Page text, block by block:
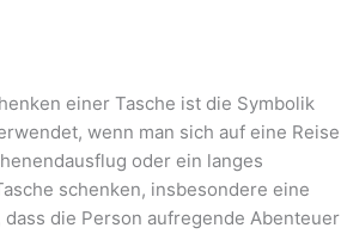
einer Tasche ist die Symbolik
wenn man sich auf eine Reise
oder ein langes
schenken, insbesondere eine
die Person aufregende Abenteuer